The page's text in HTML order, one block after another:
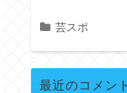
芸スポ
最近のコメント